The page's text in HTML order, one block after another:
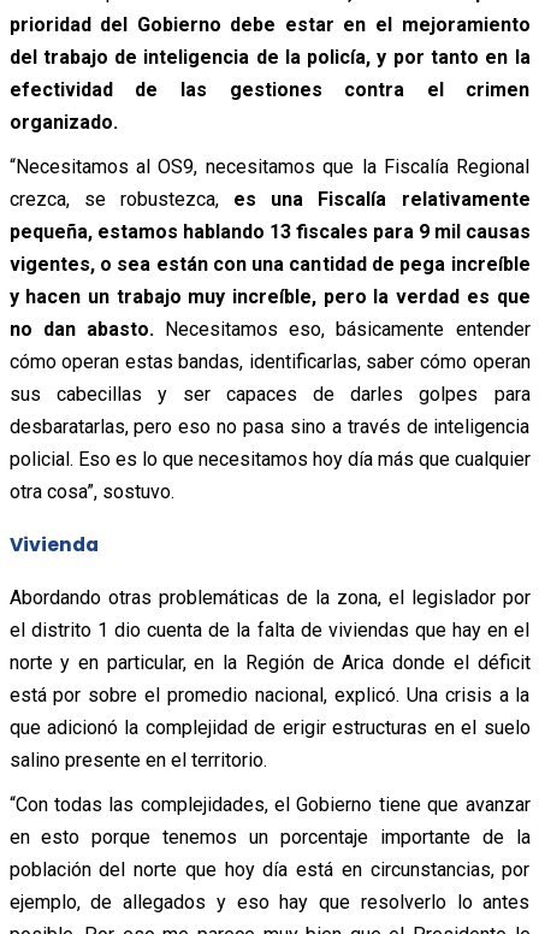
prioridad del Gobierno debe estar en el mejoramiento
del trabajo de inteligencia de la policía, y por tanto en la
efectividad de las gestiones contra el crimen
organizado.
“Necesitamos al OS9, necesitamos que la Fiscalía Regional
crezca, se robustezca, es una Fiscalía relativamente
pequeña, estamos hablando 13 fiscales para 9 mil causas
vigentes, o sea están con una cantidad de pega increíble
y hacen un trabajo muy increíble, pero la verdad es que
no dan abasto. Necesitamos eso, básicamente entender
cómo operan estas bandas, identificarlas, saber cómo operan
sus cabecillas y ser capaces de darles golpes para
desbaratarlas, pero eso no pasa sino a través de inteligencia
policial. Eso es lo que necesitamos hoy día más que cualquier
otra cosa”, sostuvo.
Vivienda
Abordando otras problemáticas de la zona, el legislador por
el distrito 1 dio cuenta de la falta de viviendas que hay en el
norte y en particular, en la Región de Arica donde el déficit
está por sobre el promedio nacional, explicó. Una crisis a la
que adicionó la complejidad de erigir estructuras en el suelo
salino presente en el territorio.
“Con todas las complejidades, el Gobierno tiene que avanzar
en esto porque tenemos un porcentaje importante de la
población del norte que hoy día está en circunstancias, por
ejemplo, de allegados y eso hay que resolverlo lo antes